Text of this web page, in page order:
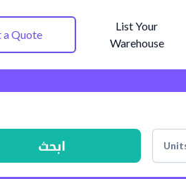
List Your
Warehouse
a Quote
ابحث